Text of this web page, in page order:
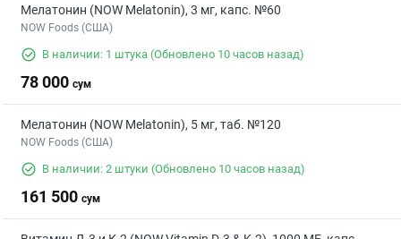
Мелатонин (NOW Melatonin), 3 мг, капс. №60
NOW Foods (США)
В наличии: 1 штука (Обновлено 10 часов назад)
78 000 сум
Мелатонин (NOW Melatonin), 5 мг, таб. №120
NOW Foods (США)
В наличии: 2 штуки (Обновлено 10 часов назад)
161 500 сум